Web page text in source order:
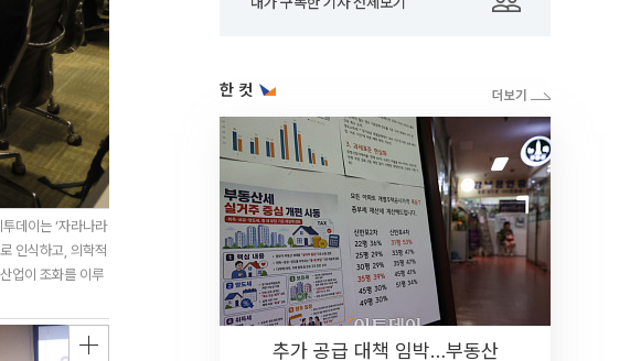
데이는 ‘자라나라
인식하고, 의학적
업이 조화를 이루
한 컷
추가 공급 대책 임박…부동산